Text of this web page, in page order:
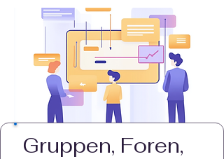
Gruppen, Foren,